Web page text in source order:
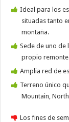
Ideal para los
situadas tanto
montaña.
Sede de uno de
propio
Amplia red de
Terreno único
Mountain,
Los fines de